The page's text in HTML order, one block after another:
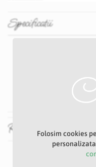
Specificatii
28 cm
RecenziiFolosim cookies